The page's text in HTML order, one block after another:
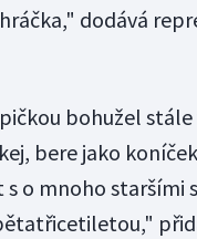
dodává
bohužel
bere jako
o mnoho staršími